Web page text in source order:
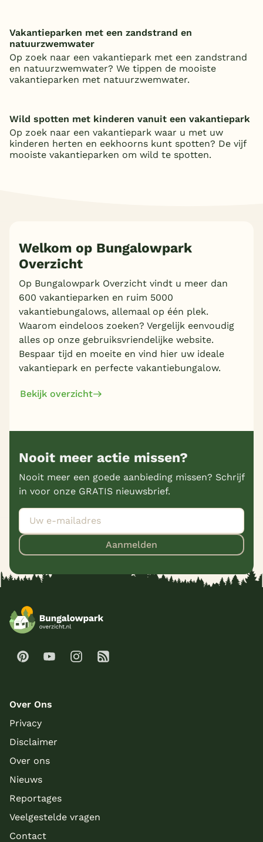
Vakantieparken met een zandstrand en
natuurzwemwater
Op zoek naar een vakantiepark met een zandstrand
en natuurzwemwater? We tippen de mooiste
vakantieparken met natuurzwemwater.
Wild spotten met kinderen vanuit een vakantiepark
Op zoek naar een vakantiepark waar u met uw
kinderen herten en eekhoorns kunt spotten? De vijf
mooiste vakantieparken om wild te spotten.
Welkom op Bungalowpark
Overzicht
Op Bungalowpark Overzicht vindt u meer dan
600 vakantieparken en ruim 5000
vakantiebungalows, allemaal op één plek.
Waarom eindeloos zoeken? Vergelijk eenvoudig
alles op onze gebruiksvriendelijke website.
Bespaar tijd en moeite en vind hier uw ideale
vakantiepark en perfecte vakantiebungalow.
Bekijk overzicht
Nooit meer actie missen?
Nooit meer een goede aanbieding missen? Schrijf
in voor onze GRATIS nieuwsbrief.
Aanmelden
Over Ons
Privacy
Disclaimer
Over ons
Nieuws
Reportages
Veelgestelde vragen
Contact